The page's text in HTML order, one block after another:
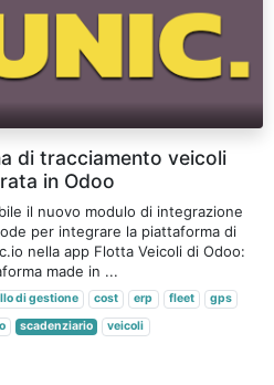
di tracciamento veicoli
in Odoo
il nuovo modulo di integrazione
per integrare la piattaforma di
nella app Flotta Veicoli di Odoo:
made in ...
di gestione cost erp fleet
gps
scadenziario veicoli